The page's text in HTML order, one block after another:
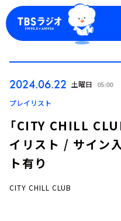
2024.06.22 土曜日 05:00
プレイリスト
「CITY CHILL
イリスト / サイン
ト有り
CITY CHILL CLUB